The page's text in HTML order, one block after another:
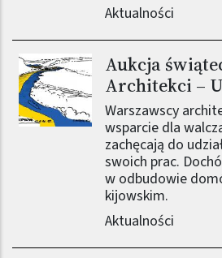
Aktualności
Aukcja
Architekci –
Warszawscy
wsparcie dla
zachęcają do
swoich prac.
w odbudowie
kijowskim.
Aktualności